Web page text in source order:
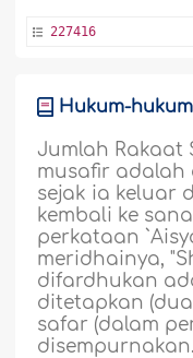
227416
Hukum-
Jumlah Rakaat
musafir
sejak ia keluar
kembali ke
perkataan
meridhainya,
difardhukan
ditetapkan
safar (dalam